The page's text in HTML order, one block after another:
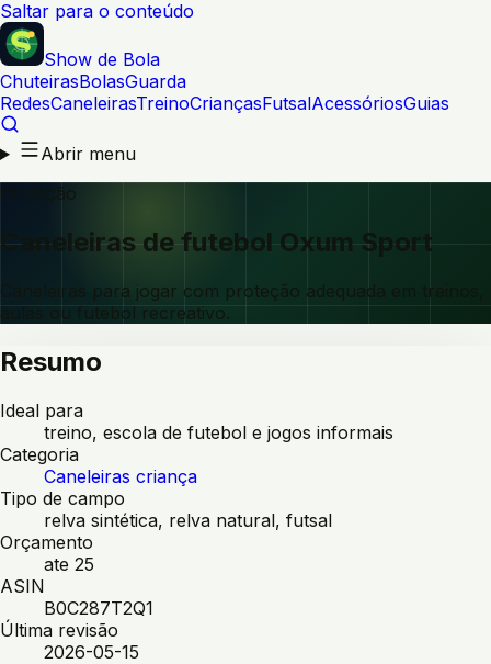
Saltar para o conteúdo
Show de Bola
ChuteirasBolasGuarda
RedesCaneleirasTreinoCriançasFutsalAcessóriosGuias
Abrir menu
Proteção
Caneleiras de futebol Oxum Sport
Caneleiras para jogar com proteção adequada em treinos,
aulas ou futebol recreativo.
Resumo
Ideal para
treino, escola de futebol e jogos informais
Categoria
Caneleiras criança
Tipo de campo
relva sintética, relva natural, futsal
Orçamento
ate 25
ASIN
B0C287T2Q1
Última revisão
2026-05-15